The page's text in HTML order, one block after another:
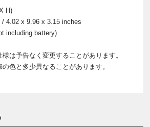
H)
4.02 x 9.96 x 3.15 inches
including battery)
は予告なく変更することがあります。
色と多少異なることがあります。